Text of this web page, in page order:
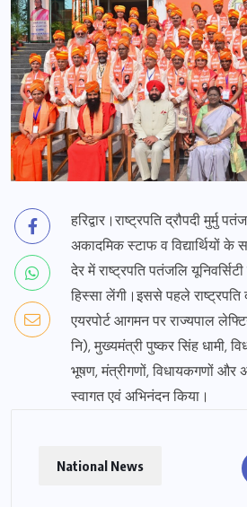
हरिद्वार।राष्ट्रपति द्रौपदी मुर्मु
अकादमिक स्टाफ व विद्यार्थियों
देर में राष्ट्रपति पतंजलि
हिस्सा लेंगी।इससे पहले राष्ट्रपति
एयरपोर्ट आगमन पर राज्यपाल
नि), मुख्यमंत्री पुष्कर सिंह धामी,
भूषण, मंत्रीगणों, विधायकगणों और
स्वागत एवं अभिनंदन किया।
National News